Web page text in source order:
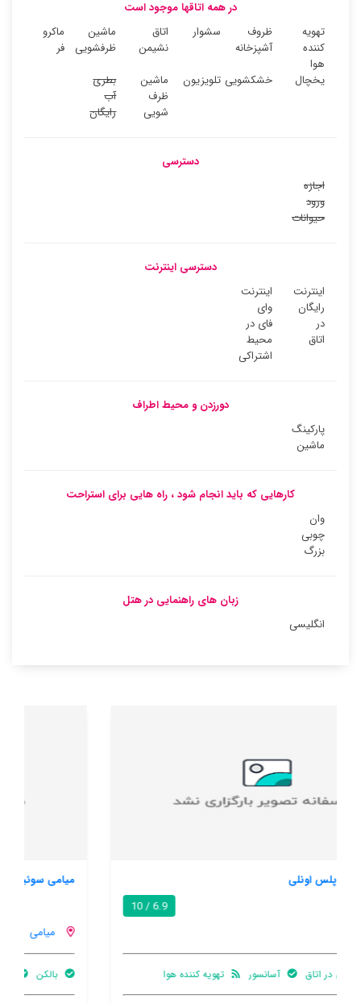
در همه اتاقها موجود است
تهویه
کننده
هوا
ظروف
آشپزخانه
سشوار
اتاق
نشیمن
ماشین
ظرفشویی
ماکرو
فر
یخچال
خشکشویی تلویزیون
ماشین
ظرف
شویی
بطری
آب
رایگان
دسترسی
اجازه
ورود
حیوانات
دسترسی اینترنت
اینترنت
رایگان
در
اتاق
اینترنت
وای
فای در
محیط
اشتراکی
دورزدن و محیط اطراف
پارکینگ
ماشین
کارهایی که باید انجام شود ، راه هایی برای استراحت
وان
چوبی
بزرگ
زبان های راهنمایی در هتل
انگلیسی
میامی سوئیتز دزین دیستریکت
بالکن باغ تهویه کننده هوا